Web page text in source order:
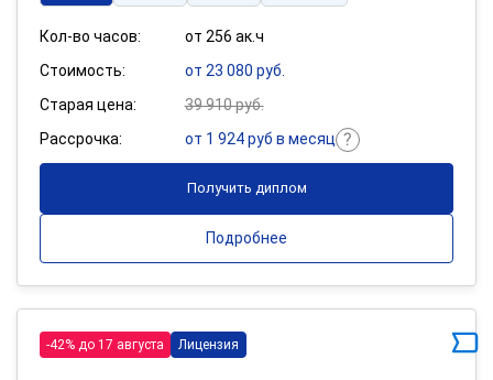
Кол-во часов:
от 256 ак.ч
Стоимость:
от 23 080 руб.
Старая цена:
39 910 руб.
Рассрочка:
от 1 924 руб в месяц
Получить диплом
Подробнее
-42% до 17 августа Лицензия